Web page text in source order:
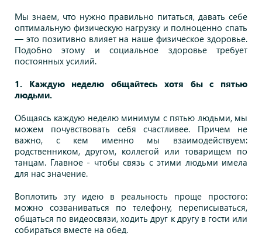
Мы знаем, что нужно правильно питаться, давать себе
оптимальную физическую нагрузку и полноценно спать
— это позитивно влияет на наше физическое здоровье.
Подобно этому и социальное здоровье требует
постоянных усилий.
1. Каждую неделю общайтесь хотя бы с пятью
людьми.
Общаясь каждую неделю минимум с пятью людьми, мы
можем почувствовать себя счастливее. Причем не
важно, с кем именно мы взаимодействуем:
родственником, другом, коллегой или товарищем по
танцам. Главное - чтобы связь с этими людьми имела
для нас значение.
Воплотить эту идею в реальность проще простого:
можно созваниваться по телефону, переписываться,
общаться по видеосвязи, ходить друг к другу в гости или
собираться вместе на обед.